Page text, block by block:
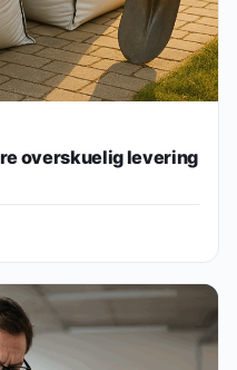
overskuelig levering